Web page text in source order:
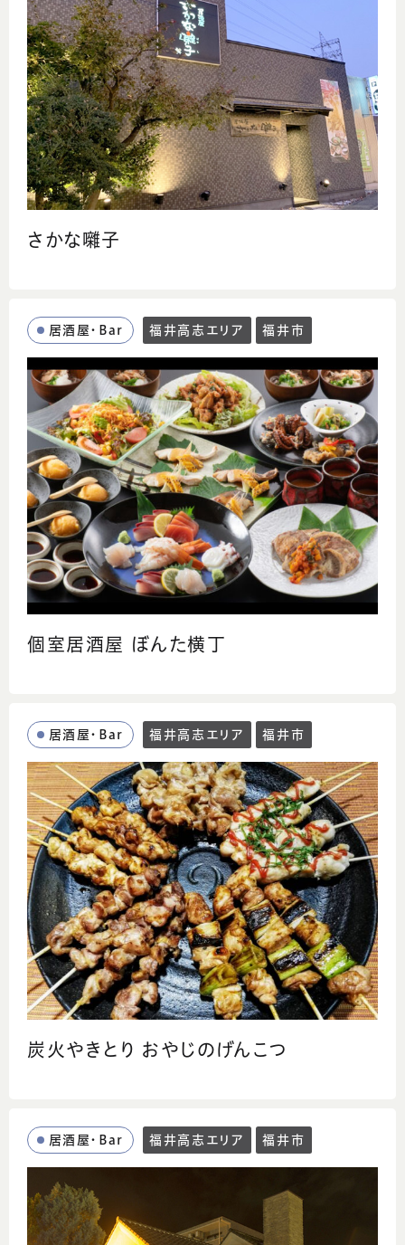
さかな囃子
居酒屋・Bar 福井高志エリア 福井市
個室居酒屋 ぼんた横丁
居酒屋・Bar 福井高志エリア 福井市
炭火やきとり おやじのげんこつ
居酒屋・Bar 福井高志エリア 福井市